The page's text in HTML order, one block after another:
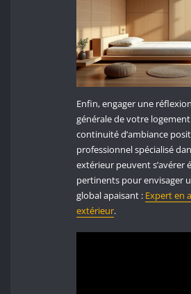
Enfin, engager une
générale de votre
continuité d’ambiance
professionnel spécialisé
extérieur peuvent s’avérer
pertinents pour envisager
global apaisant : Expert en
extérieur.